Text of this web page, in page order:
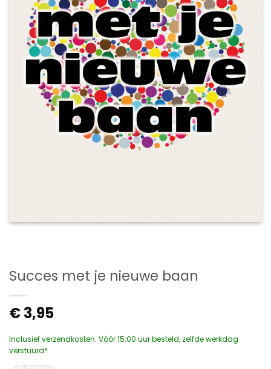
Succes met je nieuwe baan
€3,95
Inclusief verzendkosten. Vóór 15:00 uur besteld, zelfde werkdag
verstuurd*